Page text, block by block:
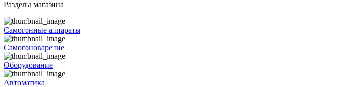
Разделы магазина
Самогонные аппараты
Самогоноварение
Оборудование
Автоматика